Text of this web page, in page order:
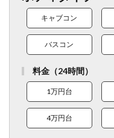
キャブコン
バスコン
料金（24時間）
1万円台
4万円台